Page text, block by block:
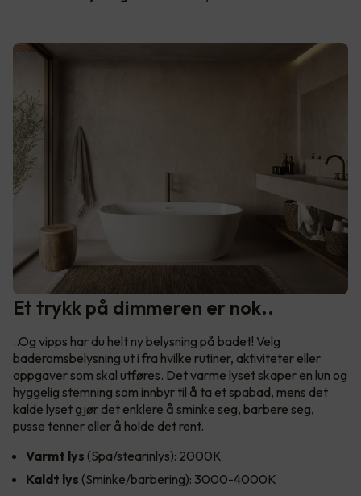
Et trykk på dimmeren er nok..
..Og vipps har du helt ny belysning på badet! Velg
baderomsbelysning ut i fra hvilke rutiner, aktiviteter eller
oppgaver som skal utføres. Det varme lyset skaper en lun og
hyggelig stemning som innbyr til å ta et spabad, mens det
kalde lyset gjør det enklere å sminke seg, barbere seg,
pusse tenner eller å holde det rent.
Varmt lys (Spa/stearinlys): 2000K
Kaldt lys (Sminke/barbering): 3000-4000K